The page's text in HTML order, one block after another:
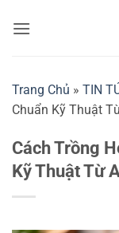
qua
Trang Chủ » TIN
Chuẩn Kỹ Thuật
Cách Trồng
Kỹ Thuật Từ